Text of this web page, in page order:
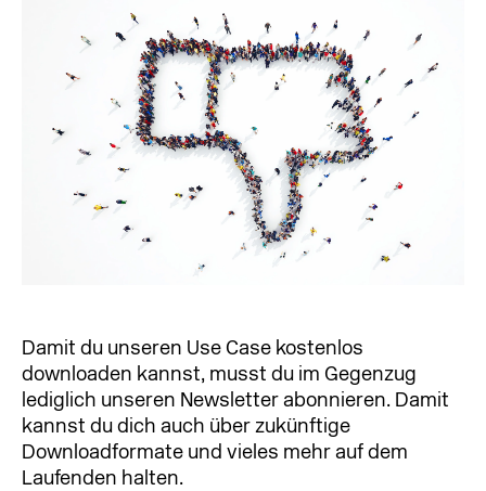
Damit du unseren Use Case kostenlos
downloaden kannst, musst du im Gegenzug
lediglich unseren Newsletter abonnieren. Damit
kannst du dich auch über zukünftige
Downloadformate und vieles mehr auf dem
Laufenden halten.